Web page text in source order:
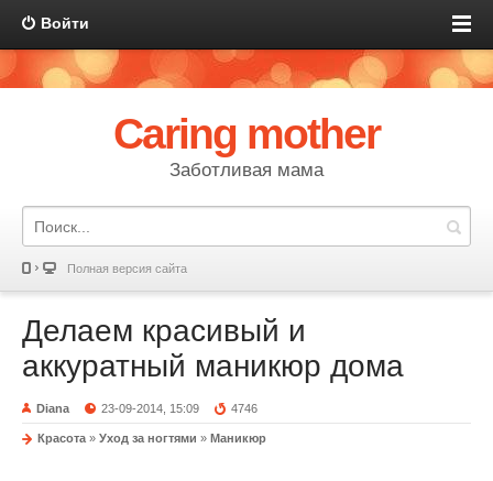
Войти
Caring mother
Заботливая мама
Полная версия сайта
Делаем красивый и
аккуратный маникюр дома
Diana 23-09-2014, 15:09 4746
Красота » Уход за ногтями » Маникюр